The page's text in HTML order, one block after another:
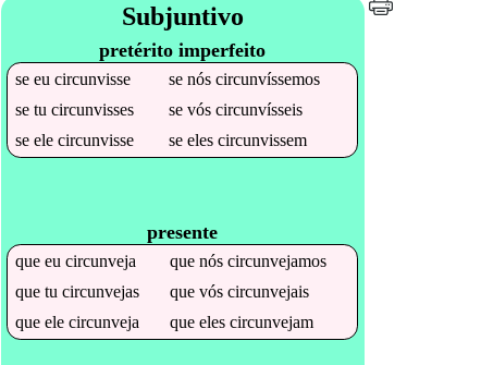
Subjuntivo
pretérito imperfeito
seeucircunvisse senóscircunvíssemos
setucircunvisses sevóscircunvísseis
seelecircunvisse seelescircunvissem
presente
queeucircunveja quenóscircunvejamos
quetucircunvejas quevóscircunvejais
queelecircunveja queelescircunvejam